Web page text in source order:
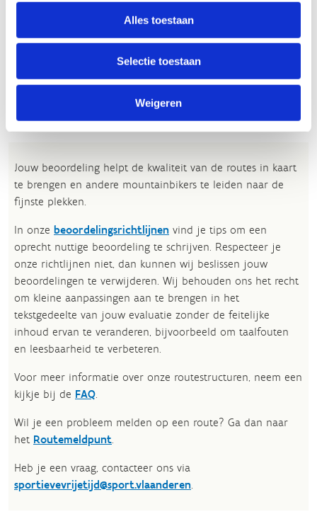
Alles toestaan
Selectie toestaan
Weigeren
Bekijk alle foto's
Wat vond je van deze route?
Jouw beoordeling helpt de kwaliteit van de routes in kaart
te brengen en andere mountainbikers te leiden naar de
fijnste plekken.
In onze beoordelingsrichtlijnen vind je tips om een
oprecht nuttige beoordeling te schrijven. Respecteer je
onze richtlijnen niet, dan kunnen wij beslissen jouw
beoordelingen te verwijderen. Wij behouden ons het recht
om kleine aanpassingen aan te brengen in het
tekstgedeelte van jouw evaluatie zonder de feitelijke
inhoud ervan te veranderen, bijvoorbeeld om taalfouten
en leesbaarheid te verbeteren.​
Voor meer informatie over onze routestructuren, neem een
kijkje bij de FAQ.
Wil je een probleem melden op een route? Ga dan naar
het Routemeldpunt.
Heb je een vraag, contacteer ons via
sportievevrijetijd@sport.vlaanderen.​